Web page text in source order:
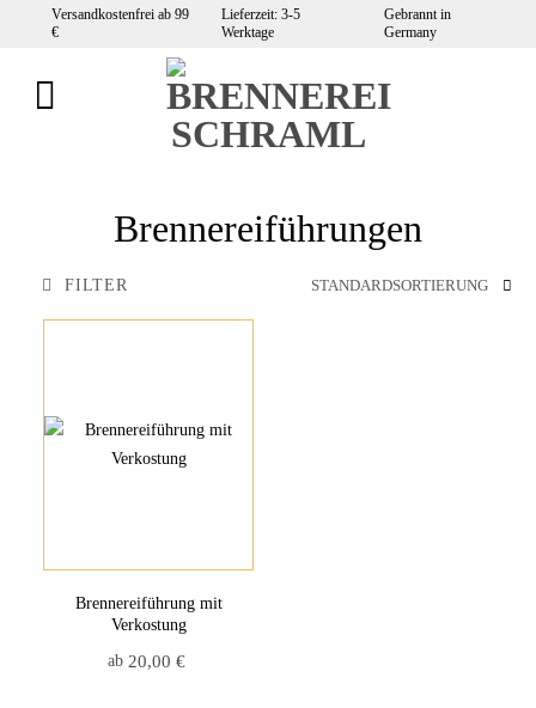
Versandkostenfrei ab 99
€
Lieferzeit: 3-5
Werktage
Gebrannt in
Germany
Brennereiführungen
FILTER
Brennereiführung mit
Verkostung
ab 20,00 €